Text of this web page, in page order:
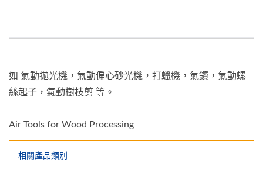
如 氣動拋光機，氣動偏心砂光機，打蠟機，氣鑽，氣動螺
絲起子，氣動樹枝剪 等。
Air Tools for Wood Processing
相關產品類別